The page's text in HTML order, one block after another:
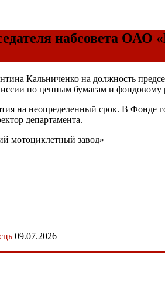
набсовета ОАО
Кальниченко на должность
по ценным бумагам и
на неопределенный срок. В
департамента.
мотоциклетный завод»
09.07.2026